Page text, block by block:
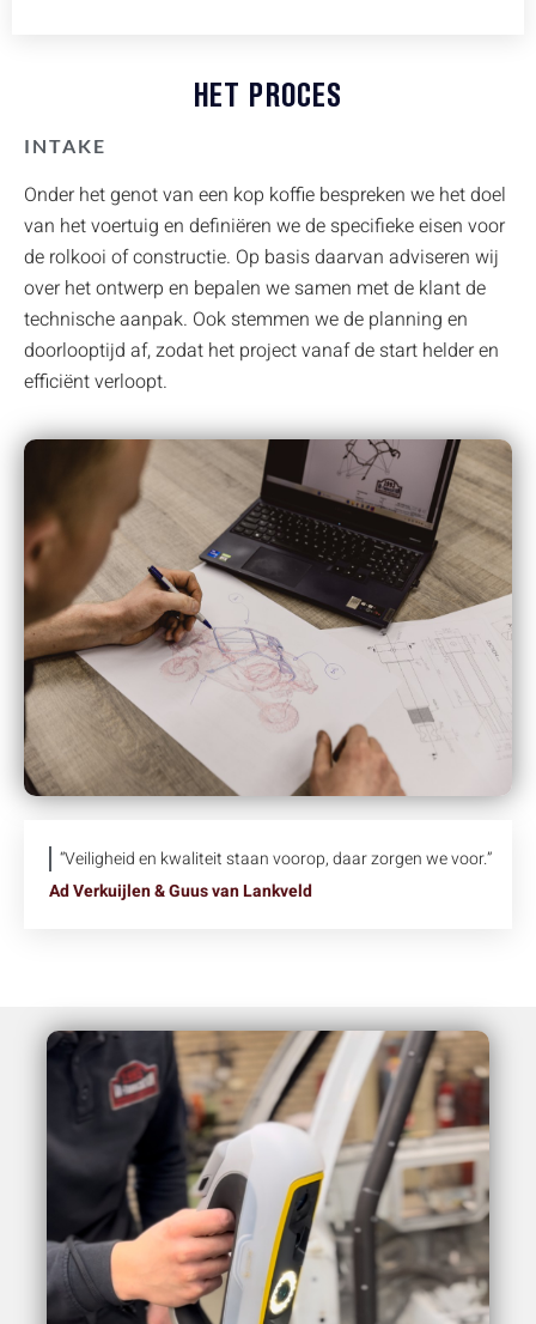
HET PROCES
INTAKE
Onder het genot van een kop koffie bespreken we het doel
van het voertuig en definiëren we de specifieke eisen voor
de rolkooi of constructie. Op basis daarvan adviseren wij
over het ontwerp en bepalen we samen met de klant de
technische aanpak. Ook stemmen we de planning en
doorlooptijd af, zodat het project vanaf de start helder en
efficiënt verloopt.
“Veiligheid en kwaliteit staan voorop, daar zorgen we voor.”
Ad Verkuijlen & Guus van Lankveld